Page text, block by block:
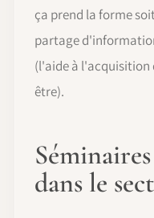
ça prend la forme
partage
(l'aide à l'acquisition
être).
dans le